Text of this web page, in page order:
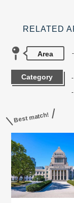
RELATED
Area
Category
Best match!